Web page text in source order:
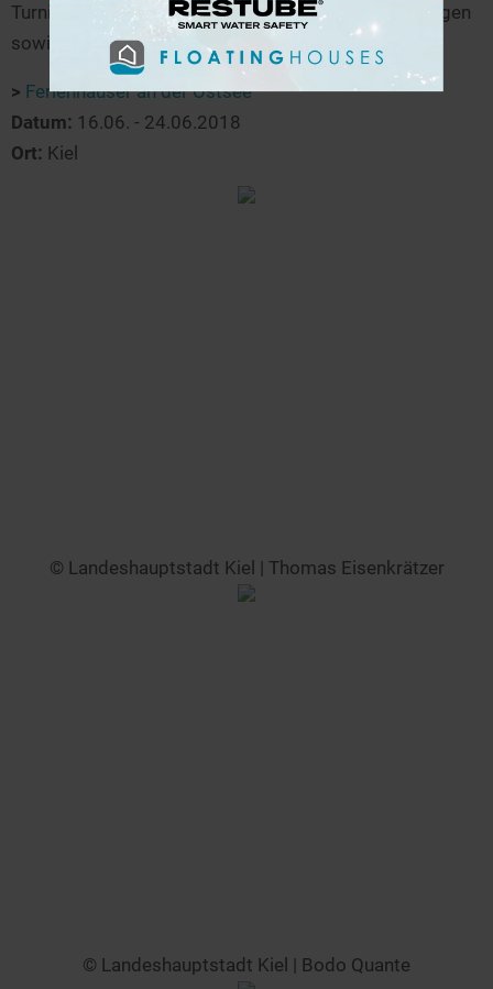
Turniere, internationale Köstlichkeiten, Kindervergnügen
sowie Musik von Klassik bis Rock.
> Ferienhäuser an der Ostsee
Datum: 16.06. - 24.06.2018
Ort: Kiel
© Landeshauptstadt Kiel | Thomas Eisenkrätzer
© Landeshauptstadt Kiel | Bodo Quante